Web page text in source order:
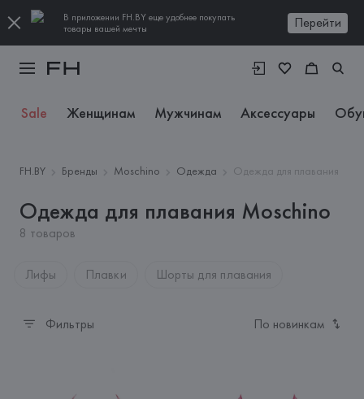
В приложении FH.BY еще удобнее покупать
товары вашей мечты
Перейти
Sale Женщинам Мужчинам Аксессуары
FH.BY Бренды Moschino Одежда Одежда для плавания
Одежда для плавания Moschino
8 товаров
Лифы Плавки Шорты для плавания
Фильтры По новинкам